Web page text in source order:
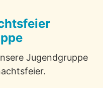
Jugendgruppe